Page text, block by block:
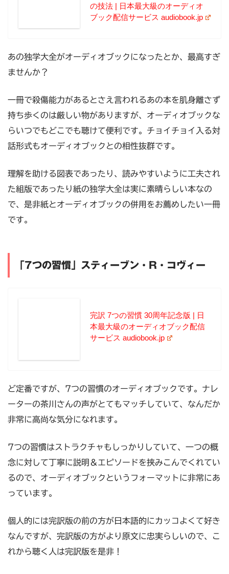
の技法 | 日本最大級のオーディオ
ブック配信サービス audiobook.jp
あの独学大全がオーディオブックになったとか、最高すぎ
ませんか？
一冊で殺傷能力があるとさえ言われるあの本を肌身離さず
持ち歩くのは厳しい物がありますが、オーディオブックな
らいつでもどこでも聴けて便利です。チョイチョイ入る対
話形式もオーディオブックとの相性抜群です。
理解を助ける図表であったり、読みやすいように工夫され
た組版であったり紙の独学大全は実に素晴らしい本なの
で、是非紙とオーディオブックの併用をお薦めしたい一冊
です。
「7つの習慣」スティーブン・R・コヴィー
完訳 7つの習慣 30周年記念版 | 日
本最大級のオーディオブック配信
サービス audiobook.jp
ど定番ですが、7つの習慣のオーディオブックです。ナレ
ーターの茶川さんの声がとてもマッチしていて、なんだか
非常に高尚な気分になれます。
7つの習慣はストラクチャもしっかりしていて、一つの概
念に対して丁寧に説明＆エピソードを挟みこんでくれてい
るので、オーディオブックというフォーマットに非常にあ
っています。
個人的には完訳版の前の方が日本語的にカッコよくて好き
なんですが、完訳版の方がより原文に忠実らしいので、こ
れから聴く人は完訳版を是非！